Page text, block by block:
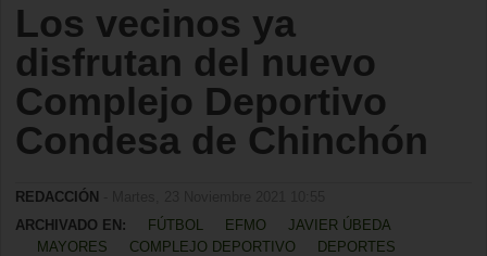
Los vecinos ya
disfrutan del nuevo
Complejo Deportivo
Condesa de Chinchón
REDACCIÓN
ARCHIVADO EN:
FÚTBOL EFMO
JAVIER ÚBEDA
MAYORES
COMPLEJO DEPORTIVO
DEPORTES